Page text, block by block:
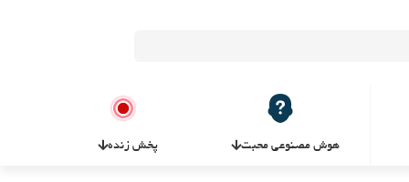
هوش مصنوعی محبت پخش زنده